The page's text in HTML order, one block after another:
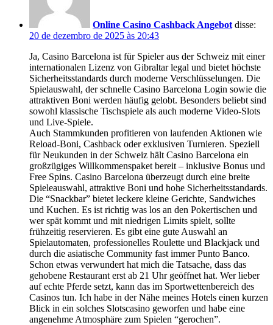
Online Casino Cashback Angebot disse:
20 de dezembro de 2025 às 20:43
Ja, Casino Barcelona ist für Spieler aus der Schweiz mit einer
internationalen Lizenz von Gibraltar legal und bietet höchste
Sicherheitsstandards durch moderne Verschlüsselungen. Die
Spielauswahl, der schnelle Casino Barcelona Login sowie die
attraktiven Boni werden häufig gelobt. Besonders beliebt sind
sowohl klassische Tischspiele als auch moderne Video-Slots
und Live-Spiele.
Auch Stammkunden profitieren von laufenden Aktionen wie
Reload-Boni, Cashback oder exklusiven Turnieren. Speziell
für Neukunden in der Schweiz hält Casino Barcelona ein
großzügiges Willkommenspaket bereit – inklusive Bonus und
Free Spins. Casino Barcelona überzeugt durch eine breite
Spieleauswahl, attraktive Boni und hohe Sicherheitsstandards.
Die “Snackbar” bietet leckere kleine Gerichte, Sandwiches
und Kuchen. Es ist richtig was los an den Pokertischen und
wer spät kommt und mit niedrigen Limits spielt, sollte
frühzeitig reservieren. Es gibt eine gute Auswahl an
Spielautomaten, professionelles Roulette und Blackjack und
durch die asiatische Community fast immer Punto Banco.
Schon etwas verwundert hat mich die Tatsache, dass das
gehobene Restaurant erst ab 21 Uhr geöffnet hat. Wer lieber
auf echte Pferde setzt, kann das im Sportwettenbereich des
Casinos tun. Ich habe in der Nähe meines Hotels einen kurzen
Blick in ein solches Slotscasino geworfen und habe eine
angenehme Atmosphäre zum Spielen “gerochen”.